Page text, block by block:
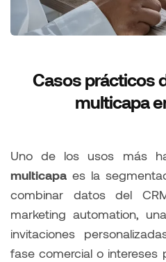
Casos prácticos
multicapa
Uno de los usos más
multicapa es la
combinar datos del
marketing automation,
invitaciones
fase comercial o intereses